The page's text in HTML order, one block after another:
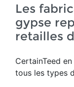
Les
gypse
retailles
CertainTeed
tous les types